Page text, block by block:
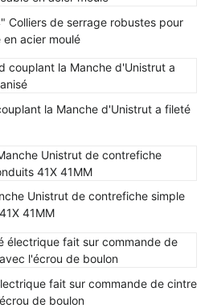
Colliers de serrage robustes pour
acier moulé
la Manche d'Unistrut a fileté
Unistrut de contrefiche simple
41MM
fait sur commande de cintre
de boulon